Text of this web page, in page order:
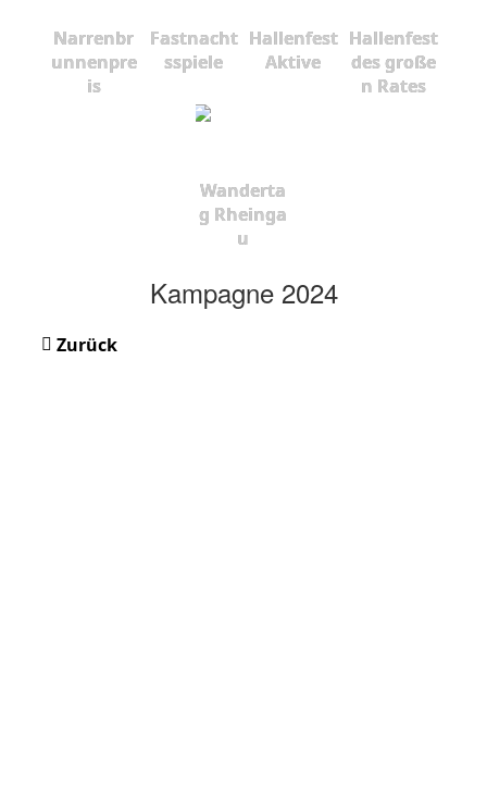
Narrenbr
unnenpre
is
Fastnacht
sspiele
Hallenfest
Aktive
Hallenfest
des große
n Rates
Wanderta
g Rheinga
u
Kampagne 2024
Zurück